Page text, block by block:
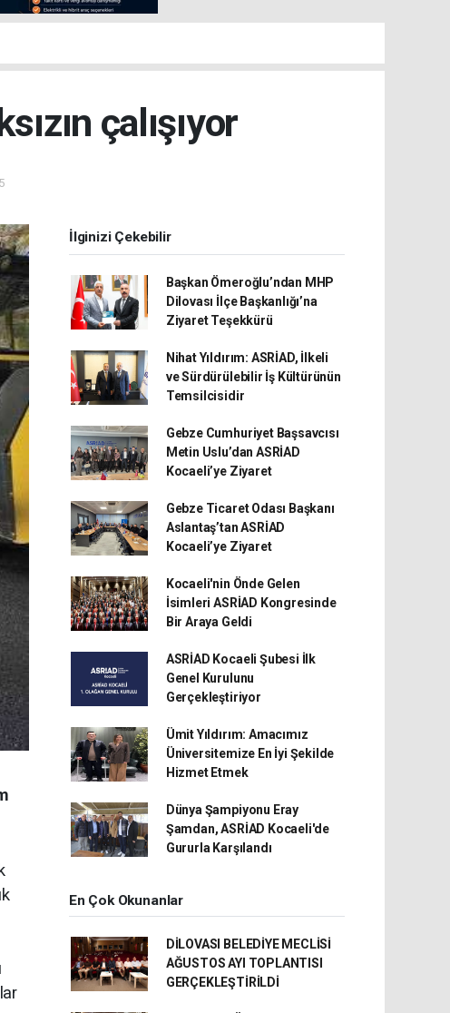
çalışıyor
İlginizi Çekebilir
Başkan Ömeroğlu’ndan MHP
Dilovası İlçe Başkanlığı’na
Ziyaret Teşekkürü
Nihat Yıldırım: ASRİAD, İlkeli
ve Sürdürülebilir İş Kültürünün
Temsilcisidir
Gebze Cumhuriyet Başsavcısı
Metin Uslu’dan ASRİAD
Kocaeli’ye Ziyaret
Gebze Ticaret Odası Başkanı
Aslantaş’tan ASRİAD
Kocaeli’ye Ziyaret
Kocaeli'nin Önde Gelen
İsimleri ASRİAD Kongresinde
Bir Araya Geldi
ASRİAD Kocaeli Şubesi İlk
Genel Kurulunu
Gerçekleştiriyor
Ümit Yıldırım: Amacımız
Üniversitemize En İyi Şekilde
Hizmet Etmek
Dünya Şampiyonu Eray
Şamdan, ASRİAD Kocaeli'de
Gururla Karşılandı
En Çok Okunanlar
DİLOVASI BELEDİYE MECLİSİ
AĞUSTOS AYI TOPLANTISI
GERÇEKLEŞTİRİLDİ